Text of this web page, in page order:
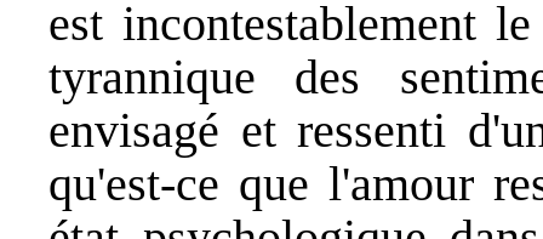
est incontestablement
tyrannique des
envisagé et ressenti
qu'est-ce que l'amour